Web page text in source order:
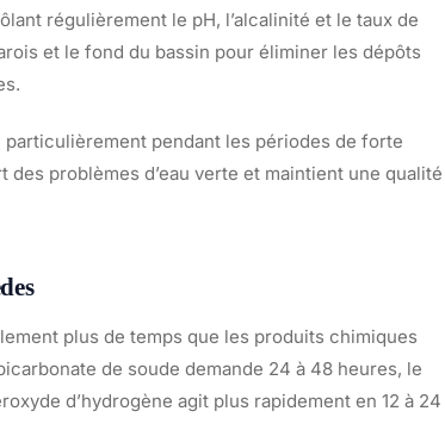
régulièrement le pH, l’alcalinité et le taux de
et le fond du bassin pour éliminer les dépôts
pendant les périodes de forte
problèmes d’eau verte et maintient une qualité
plus de temps que les produits chimiques
de soude demande 24 à 48 heures, le
d’hydrogène agit plus rapidement en 12 à 24